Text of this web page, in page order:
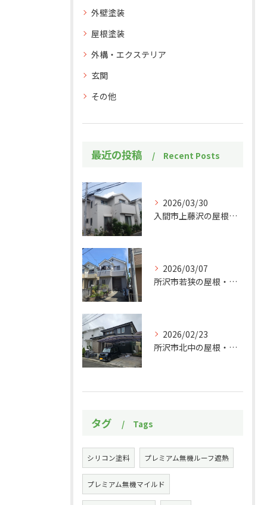
外壁塗装
屋根塗装
外構・エクステリア
玄関
その他
最近の投稿 Recent Posts
2026/03/30
入間市上藤沢の屋根・外壁塗装工事施工事例
2026/03/07
所沢市若狭の屋根・外壁塗装工事施工事例
2026/02/23
所沢市北中の屋根・外壁塗装工事施工事例
タグ Tags
シリコン塗料 プレミアム無機ルーフ遮熱
プレミアム無機マイルド